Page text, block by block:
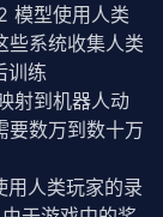
模型使用人类
些系统收集人类
射到机器人动
数万到数十万
人类玩家的录